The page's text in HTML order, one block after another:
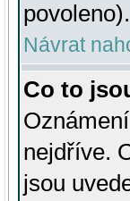
povoleno).
Návrat
Co to
nejdříve.
jsou